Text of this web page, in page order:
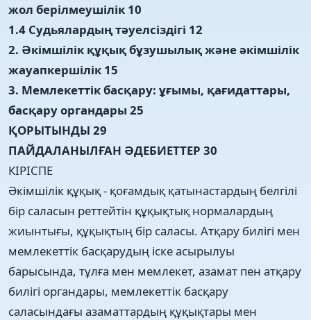
жол берілмеушілік 10
1.4 Судьялардың тәуелсіздігі 12
2. Әкімшілік құқық бұзушылық және әкімшілік
жауапкершілік 15
3. Мемлекеттік басқару: ұғымы, қағидаттары,
басқару органдары 25
ҚОРЫТЫНДЫ 29
ПАЙДАЛАНЫЛҒАН ӘДЕБИЕТТЕР 30
КІРІСПЕ
Әкімшілік құқық - қоғамдық қатынастардың белгілі
бір саласын реттейтін құқықтық нормалардың
жиынтығы, құқықтың бір саласы. Атқару билігі мен
мемлекеттік басқарудың іске асырылуы
барысында, тұлға мен мемлекет, азамат пен атқару
билігі органдары, мемлекеттік басқару
саласындағы азаматтардың құқықтары мен